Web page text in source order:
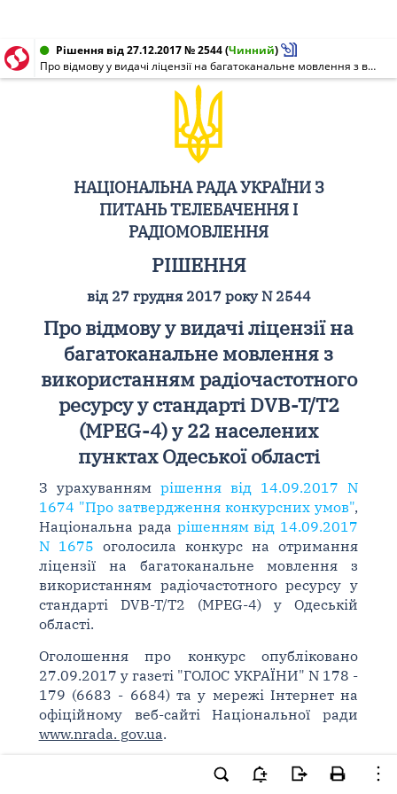
Рішення від 27.12.2017 № 2544(Чинний)
Про відмову у видачі ліцензії на багатоканальне мовлення з використанням радіочастотного ресурсу у стандарті DVB-T/T2 (MPEG-4) у 22 населених пунктах Одеської області
НАЦІОНАЛЬНА РАДА УКРАЇНИ З
ПИТАНЬ ТЕЛЕБАЧЕННЯ І
РАДІОМОВЛЕННЯ
РІШЕННЯ
від 27 грудня 2017 року N 2544
Про відмову у видачі ліцензії на
багатоканальне мовлення з
використанням радіочастотного
ресурсу у стандарті DVB-T/T2
(MPEG-4) у 22 населених
пунктах Одеської області
З урахуванням рішення від 14.09.2017 N
1674 "Про затвердження конкурсних умов",
Національна рада рішенням від 14.09.2017
N 1675 оголосила конкурс на отримання
ліцензії на багатоканальне мовлення з
використанням радіочастотного ресурсу у
стандарті DVB-T/T2 (MPEG-4) у Одеській
області.
Оголошення про конкурс опубліковано
27.09.2017 у газеті "ГОЛОС УКРАЇНИ" N 178 -
179 (6683 - 6684) та у мережі Інтернет на
офіційному веб-сайті Національної ради
www.nrada. gov.ua.
До Національної ради на участь у конкурсі
на отримання ліцензії на мовлення з